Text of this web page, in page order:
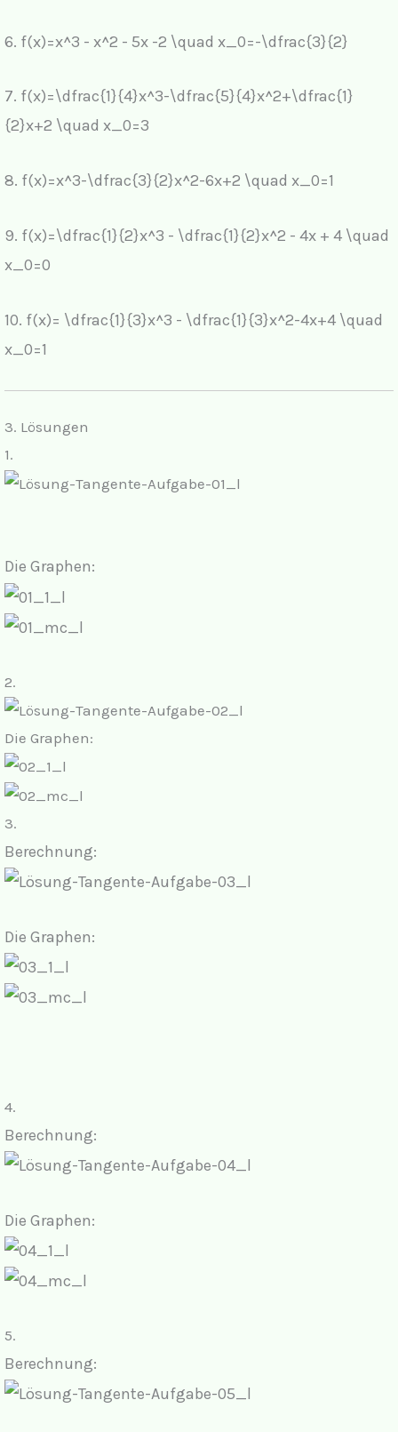
6. f(x)=x^3 - x^2 - 5x -2 \quad x_0=-\dfrac{3}{2}
7. f(x)=\dfrac{1}{4}x^3-\dfrac{5}{4}x^2+\dfrac{1}
{2}x+2 \quad x_0=3
8. f(x)=x^3-\dfrac{3}{2}x^2-6x+2 \quad x_0=1
9. f(x)=\dfrac{1}{2}x^3 - \dfrac{1}{2}x^2 - 4x + 4 \quad
x_0=0
10. f(x)= \dfrac{1}{3}x^3 - \dfrac{1}{3}x^2-4x+4 \quad
x_0=1
3. Lösungen
1.
Die Graphen:
2.
Die Graphen:
3.
Berechnung:
Die Graphen:
4.
Berechnung:
Die Graphen:
5.
Berechnung: